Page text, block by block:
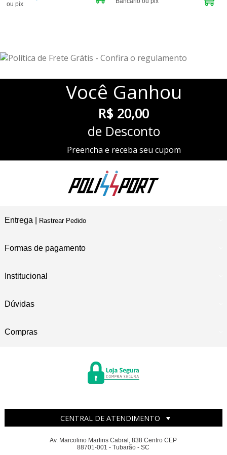
sem abrir mão do conforto e da segurança.
Na Polissport, você encontra a melhor seleção de calça masculina
para compor looks esportivos de alto desempenho em qualquer estação!
ou pix
Você Ganhou
R$ 20,00
de Desconto
Preencha e receba seu cupom
Entrega | Rastrear Pedido
Formas de pagamento
Institucional
Dúvidas
Compras
CENTRAL DE ATENDIMENTO
Av. Marcolino Martins Cabral, 838 Centro CEP
88701-001 - Tubarão - SC